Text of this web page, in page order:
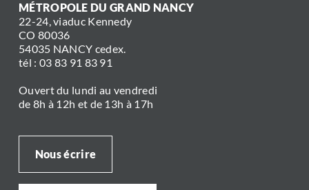
MÉTROPOLE DU GRAND NANCY
22-24, viaduc Kennedy
CO 80036
54035 NANCY cedex.
tél : 03 83 91 83 91
Ouvert du lundi au vendredi
de 8h à 12h et de 13h à 17h
Nous écrire